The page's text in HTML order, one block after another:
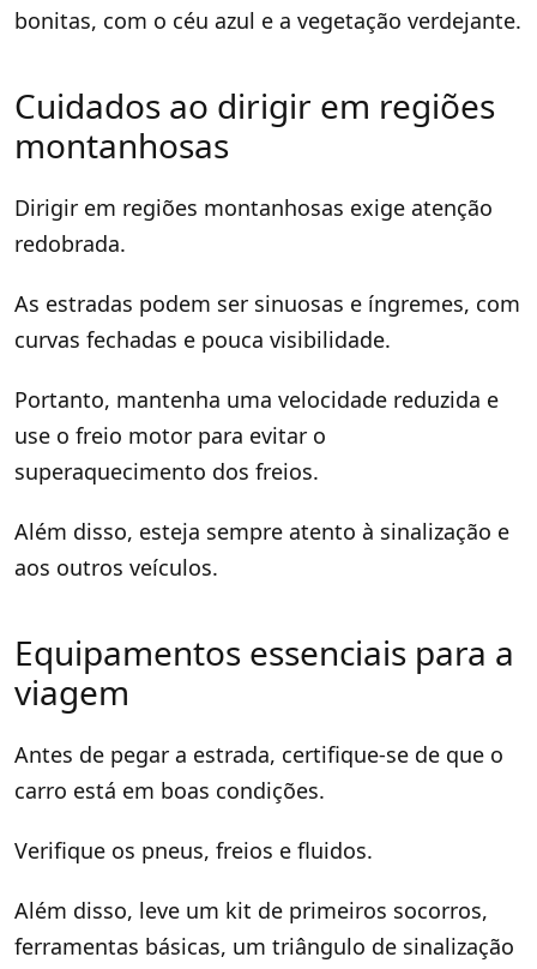
bonitas, com o céu azul e a vegetação verdejante.
Cuidados ao dirigir em regiões
montanhosas
Dirigir em regiões montanhosas exige atenção
redobrada.
As estradas podem ser sinuosas e íngremes, com
curvas fechadas e pouca visibilidade.
Portanto, mantenha uma velocidade reduzida e
use o freio motor para evitar o
superaquecimento dos freios.
Além disso, esteja sempre atento à sinalização e
aos outros veículos.
Equipamentos essenciais para a
viagem
Antes de pegar a estrada, certifique-se de que o
carro está em boas condições.
Verifique os pneus, freios e fluidos.
Além disso, leve um kit de primeiros socorros,
ferramentas básicas, um triângulo de sinalização